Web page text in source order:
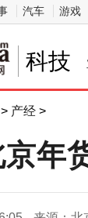
汽车 游戏
科技
> 产经 >
年